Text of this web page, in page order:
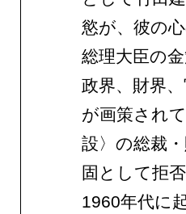
慾が、彼の
総理大臣の
政界、財界
が画策され
設〉の総裁
固として拒
1960年代に